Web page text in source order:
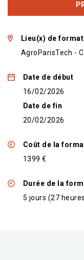
Lieu(x) de
AgroParisTech -
Date de début
16/02/2026
Date de fin
20/02/2026
Coût de la
1399 €
Durée de la
5 jours (27